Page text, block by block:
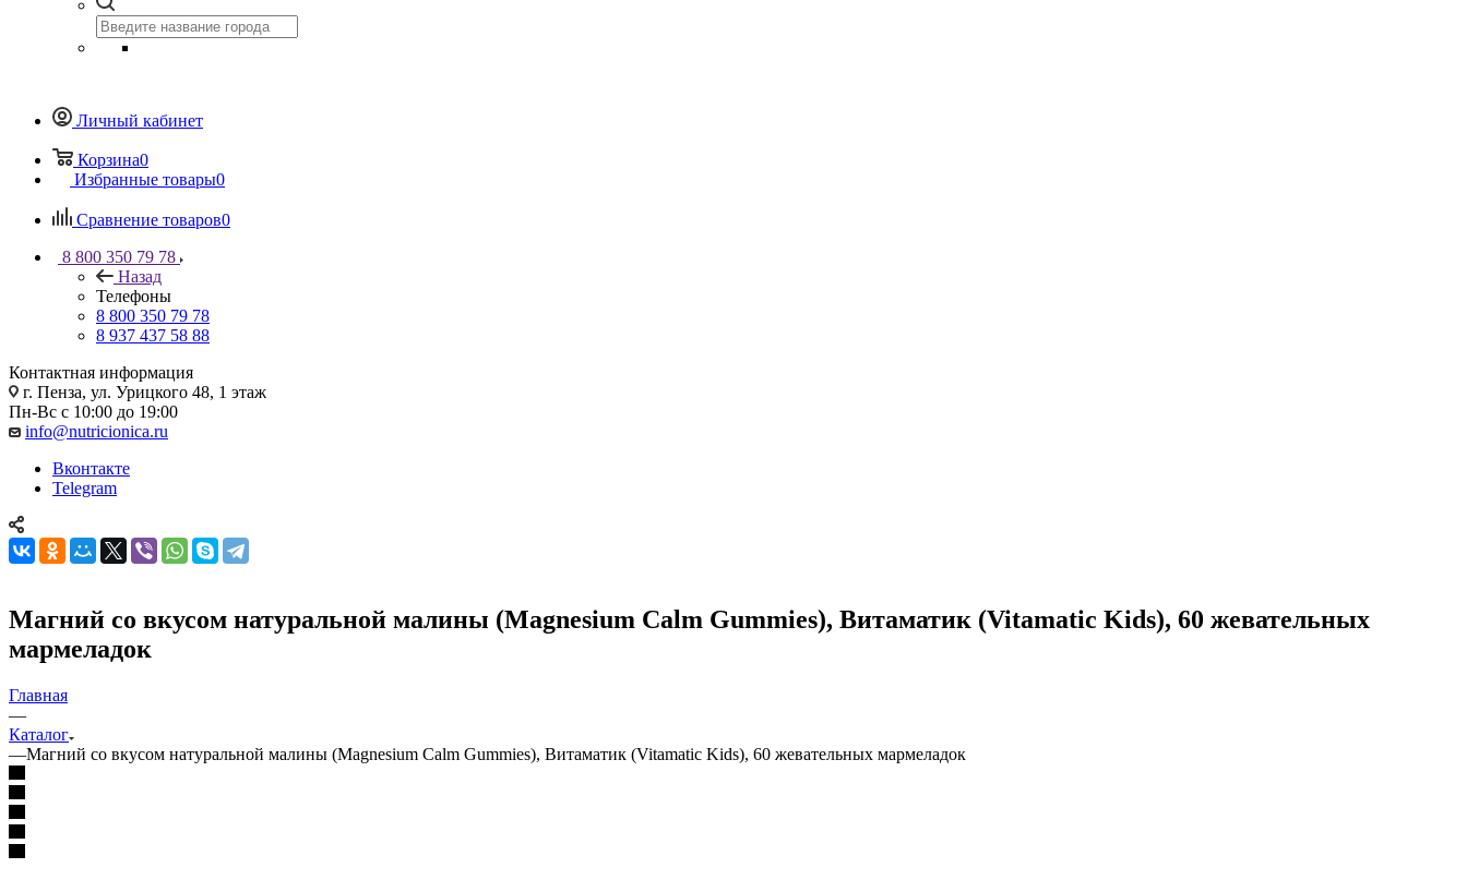
Личный кабинет
Корзина0
Избранные товары0
Сравнение товаров0
8 800 350 79 78
Назад
Телефоны
8 800 350 79 78
8 937 437 58 88
Контактная информация
г. Пенза, ул. Урицкого 48, 1 этаж
Пн-Вс с 10:00 до 19:00
info@nutricionica.ru
Вконтакте
Telegram
Магний со вкусом натуральной малины (Magnesium Calm Gummies), Витаматик (Vitamatic Kids), 60 жевательных
мармеладок
Главная
—
Каталог
—Магний со вкусом натуральной малины (Magnesium Calm Gummies), Витаматик (Vitamatic Kids), 60 жевательных мармеладок